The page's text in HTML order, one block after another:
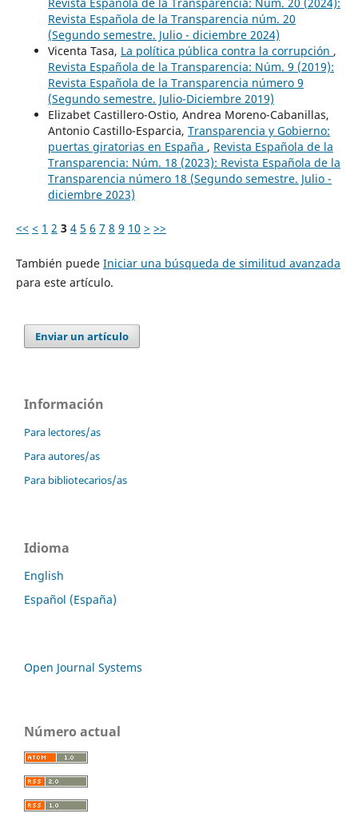
Revista Española de la Transparencia núm. 20
(Segundo semestre. Julio - diciembre 2024)
Vicenta Tasa, La política pública contra la corrupción ,
Revista Española de la Transparencia: Núm. 9 (2019):
Revista Española de la Transparencia número 9
(Segundo semestre. Julio-Diciembre 2019)
Elizabet Castillero-Ostio, Andrea Moreno-Cabanillas,
Antonio Castillo-Esparcia, Transparencia y Gobierno:
puertas giratorias en España , Revista Española de la
Transparencia: Núm. 18 (2023): Revista Española de la
Transparencia número 18 (Segundo semestre. Julio -
diciembre 2023)
<< < 1 2 3 4 5 6 7 8 9 10 > >>
También puede Iniciar una búsqueda de similitud avanzada
para este artículo.
Enviar un artículo
Información
Para lectores/as
Para autores/as
Para bibliotecarios/as
Idioma
English
Español (España)
Open Journal Systems
Número actual